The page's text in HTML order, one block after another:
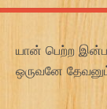
யான் பெற்ற
ஒருவனே